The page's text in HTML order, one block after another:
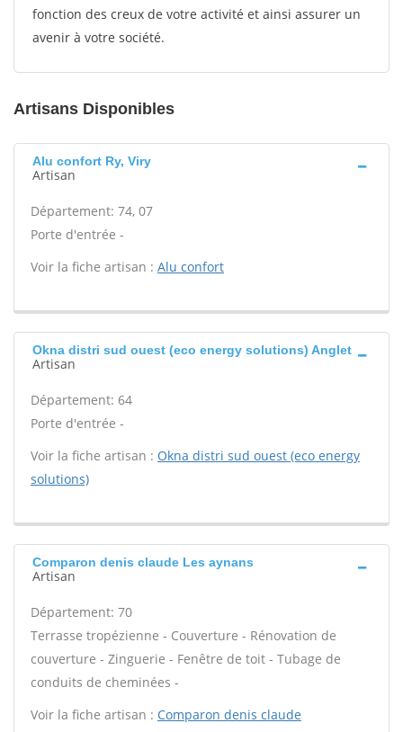
fonction des creux de votre activité et ainsi assurer un
avenir à votre société.
Artisans Disponibles
Alu confort Ry, Viry
Artisan
Département: 74, 07
Porte d'entrée -
Voir la fiche artisan : Alu confort
Okna distri sud ouest (eco energy solutions) Anglet
Artisan
Département: 64
Porte d'entrée -
Voir la fiche artisan : Okna distri sud ouest (eco energy
solutions)
Comparon denis claude Les aynans
Artisan
Département: 70
Terrasse tropézienne - Couverture - Rénovation de
couverture - Zinguerie - Fenêtre de toit - Tubage de
conduits de cheminées -
Voir la fiche artisan : Comparon denis claude